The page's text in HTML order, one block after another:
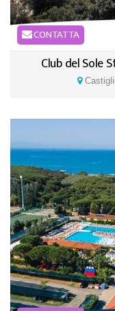
CONTATTA
Club del Sole